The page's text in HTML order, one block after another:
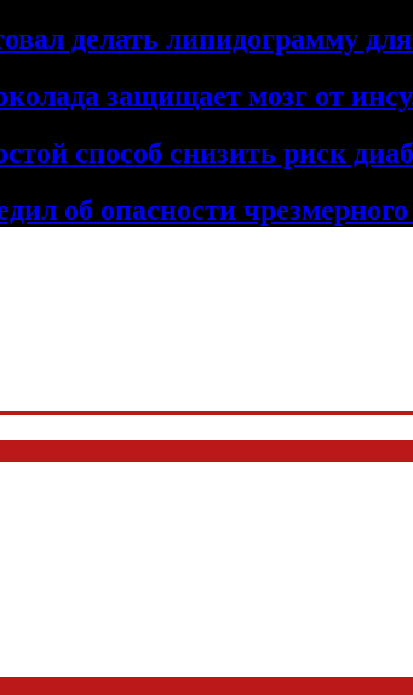
делать липидограмму
защищает мозг от
способ снизить риск
об опасности